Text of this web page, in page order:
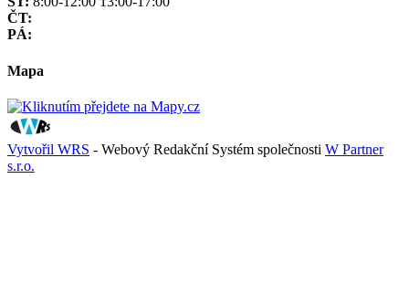
ČT:
PÁ:
Mapa
Vytvořil WRS - Webový Redakční Systém společnosti W Partner
s.r.o.